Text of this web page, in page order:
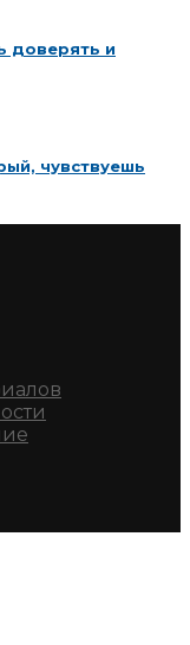
доверять и
чувствуешь